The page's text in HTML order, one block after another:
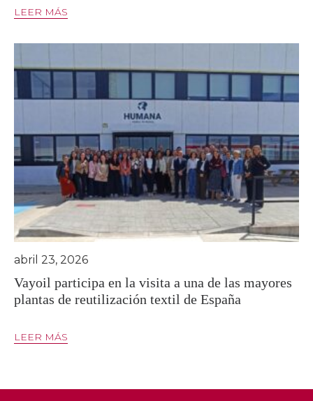
LEER MÁS
Vayoil participa en la visita a una de las mayores
plantas de reutilización textil de España
abril 23, 2026
LEER MÁS